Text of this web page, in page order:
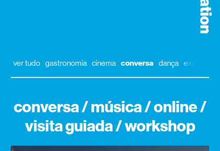
ver tudo gastronomia cinema conversa dança exposição
conversa / música / online /
visita guiada / workshop